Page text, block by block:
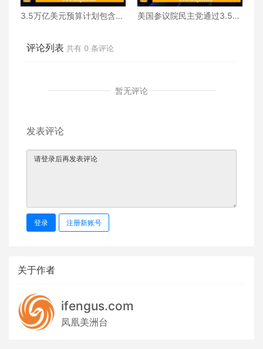
3.5万亿美元预算计划包含哪
美国参议院民主党通过3.5万
评论列表 共有 0 条评论
暂无评论
发表评论
登录 注册新账号
关于作者
ifengus.com
凤凰美洲台